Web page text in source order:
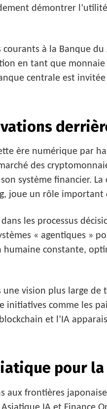
démontrer
à la Banque
en tant que
centrale est
ère numérique par
des
système financier.
joue un rôle important
les processus
« agentiques »
humaine constante,
une vision plus large
initiatives comme les
et l’IA
pour la
aux frontières